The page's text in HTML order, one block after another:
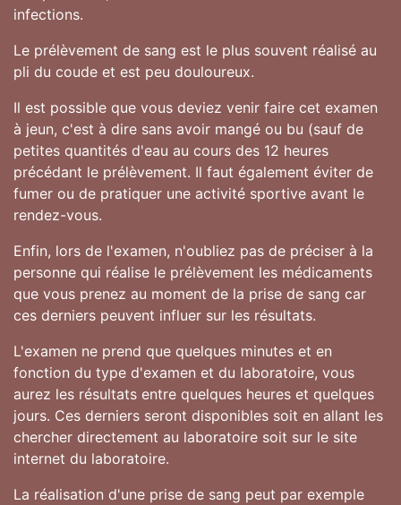
infections.
Le prélèvement de sang est le plus souvent réalisé au
pli du coude et est peu douloureux.
Il est possible que vous deviez venir faire cet examen
à jeun, c'est à dire sans avoir mangé ou bu (sauf de
petites quantités d'eau au cours des 12 heures
précédant le prélèvement. Il faut également éviter de
fumer ou de pratiquer une activité sportive avant le
rendez-vous.
Enfin, lors de l'examen, n'oubliez pas de préciser à la
personne qui réalise le prélèvement les médicaments
que vous prenez au moment de la prise de sang car
ces derniers peuvent influer sur les résultats.
L'examen ne prend que quelques minutes et en
fonction du type d'examen et du laboratoire, vous
aurez les résultats entre quelques heures et quelques
jours. Ces derniers seront disponibles soit en allant les
chercher directement au laboratoire soit sur le site
internet du laboratoire.
La réalisation d'une prise de sang peut par exemple